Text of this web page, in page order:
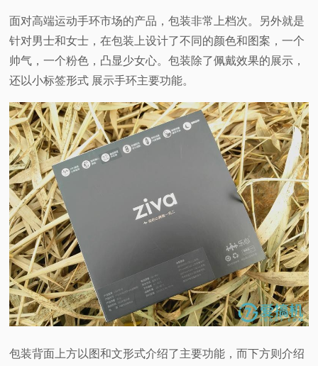
面对高端运动手环市场的产品，包装非常上档次。另外就是
针对男士和女士，在包装上设计了不同的颜色和图案，一个
帅气，一个粉色，凸显少女心。包装除了佩戴效果的展示，
还以小标签形式 展示手环主要功能。
包装背面上方以图和文形式介绍了主要功能，而下方则介绍